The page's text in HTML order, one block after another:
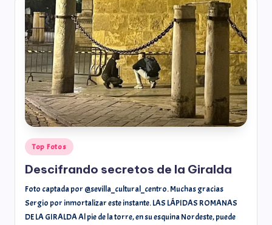
Top Fotos
Descifrando secretos de la Giralda
Foto captada por @sevilla_cultural_centro. Muchas gracias
Sergio por inmortalizar este instante. LAS LÁPIDAS ROMANAS
DE LA GIRALDA Al pie de la torre, en su esquina Nordeste, puede